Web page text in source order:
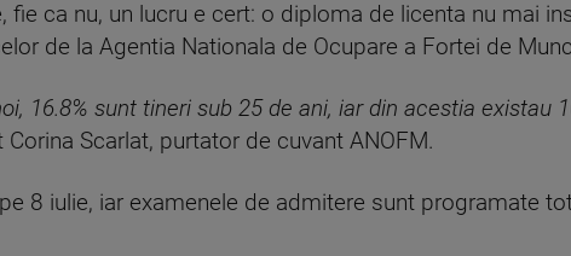
fie ca nu, un lucru e cert: o diploma de licenta nu mai
de la Agentia Nationala de Ocupare a Fortei de
16.8% sunt tineri sub 25 de ani, iar din acestia existau
Corina Scarlat, purtator de cuvant ANOFM.
8 iulie, iar examenele de admitere sunt programate